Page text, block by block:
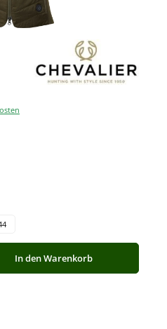
Wert ein oder benutze die
In den Warenkorb